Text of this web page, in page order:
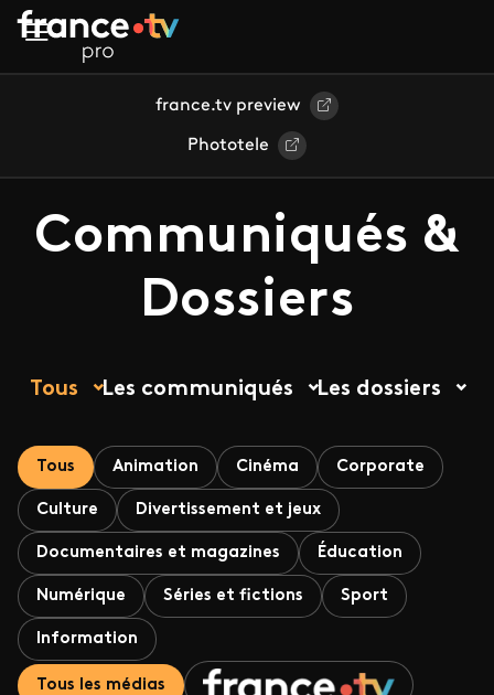
Aller au contenu principal
france.tv preview
Phototele
Communiqués &
Dossiers
Tous Les communiqués Les dossiers
Tous Animation Cinéma Corporate
Culture Divertissement et jeux
Documentaires et magazines Éducation
Numérique Séries et fictions Sport
Information
Tous les médias